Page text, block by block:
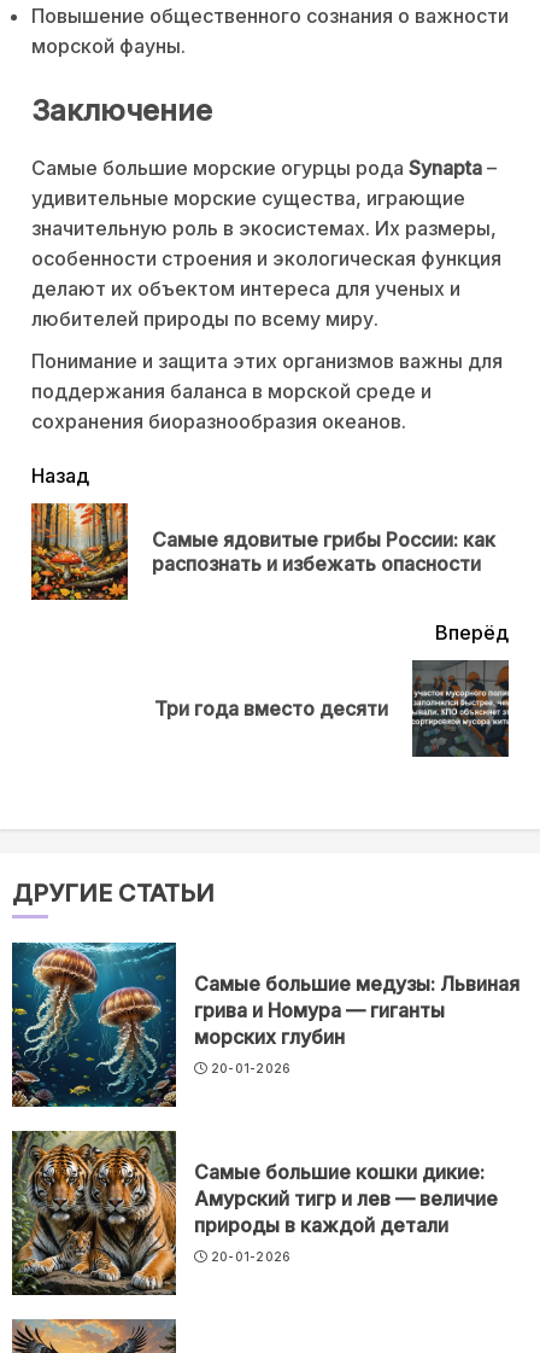
Повышение общественного сознания о важности
морской фауны.
Заключение
Самые большие морские огурцы рода Synapta –
удивительные морские существа, играющие
значительную роль в экосистемах. Их размеры,
особенности строения и экологическая функция
делают их объектом интереса для ученых и
любителей природы по всему миру.
Понимание и защита этих организмов важны для
поддержания баланса в морской среде и
сохранения биоразнообразия океанов.
читать
еще
Назад
Самые ядовитые грибы России: как
распознать и избежать опасности
Вперёд
Три года вместо десяти
ДРУГИЕ СТАТЬИ
Самые большие медузы: Львиная
грива и Номура — гиганты
морских глубин
20-01-2026
Самые большие кошки дикие:
Амурский тигр и лев — величие
природы в каждой детали
20-01-2026